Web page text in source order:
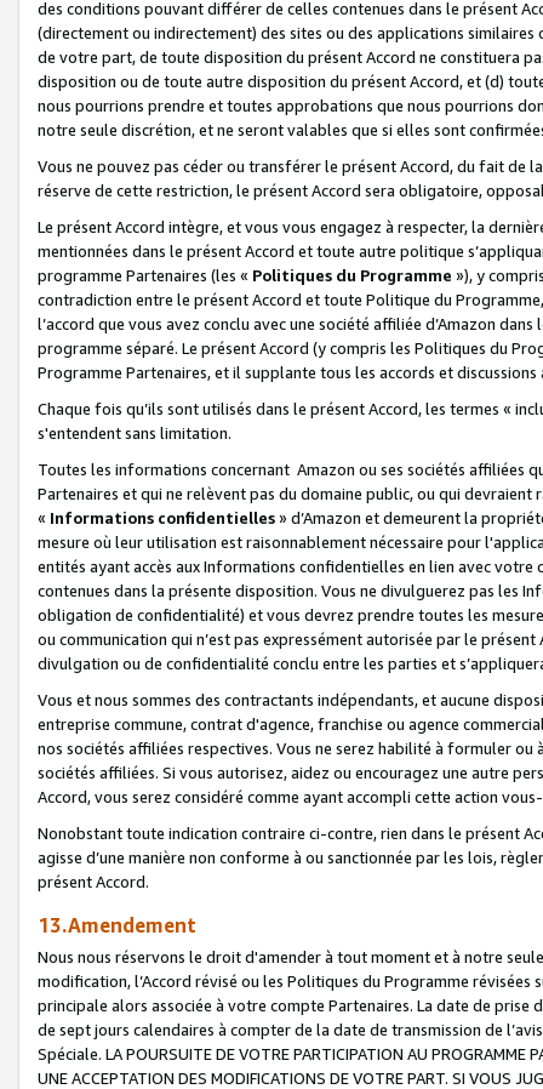
des conditions pouvant différer de celles contenues dans le présent
(directement ou indirectement) des sites ou des applications
de votre part, de toute disposition du présent Accord ne constituera
disposition ou de toute autre disposition du présent Accord, et (d)
nous pourrions prendre et toutes approbations que nous pourrions
notre seule discrétion, et ne seront valables que si elles sont
Vous ne pouvez pas céder ou transférer le présent Accord, du fait de
réserve de cette restriction, le présent Accord sera obligatoire,
Le présent Accord intègre, et vous vous engagez à respecter, la
mentionnées dans le présent Accord et toute autre politique
programme Partenaires (les « Politiques du Programme »), y
contradiction entre le présent Accord et toute Politique du
l’accord que vous avez conclu avec une société affiliée d’Amazon
programme séparé. Le présent Accord (y compris les Politiques du
Programme Partenaires, et il supplante tous les accords et discussions
Chaque fois qu’ils sont utilisés dans le présent Accord, les termes «
s'entendent sans limitation.
Toutes les informations concernant Amazon ou ses sociétés affiliées
Partenaires et qui ne relèvent pas du domaine public, ou qui
« Informations confidentielles» d’Amazon et demeurent la
mesure où leur utilisation est raisonnablement nécessaire pour
entités ayant accès aux Informations confidentielles en lien avec
contenues dans la présente disposition. Vous ne divulguerez pas les
obligation de confidentialité) et vous devrez prendre toutes les
ou communication qui n’est pas expressément autorisée par le
divulgation ou de confidentialité conclu entre les parties et
Vous et nous sommes des contractants indépendants, et aucune
entreprise commune, contrat d'agence, franchise ou agence
nos sociétés affiliées respectives. Vous ne serez habilité à formuler
sociétés affiliées. Si vous autorisez, aidez ou encouragez une autre
Accord, vous serez considéré comme ayant accompli cette action
Nonobstant toute indication contraire ci-contre, rien dans le présent
agisse d’une manière non conforme à ou sanctionnée par les lois,
présent Accord.
13.Amendement
Nous nous réservons le droit d'amender à tout moment et à notre
modification, l’Accord révisé ou les Politiques du Programme
principale alors associée à votre compte Partenaires. La date de
de sept jours calendaires à compter de la date de transmission de
Spéciale. LA POURSUITE DE VOTRE PARTICIPATION AU PROGRAMME
UNE ACCEPTATION DES MODIFICATIONS DE VOTRE PART. SI VOUS